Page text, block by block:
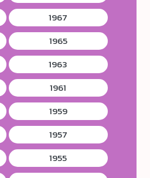
1967
1965
1963
1961
1959
1957
1955